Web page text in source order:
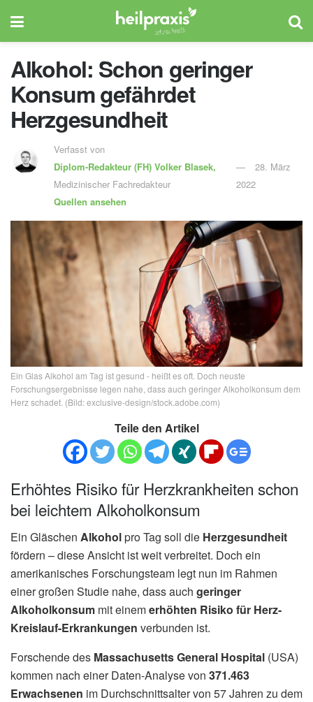
Alkohol: Schon geringer
Konsum gefährdet
Herzgesundheit
Verfasst von
Diplom-Redakteur (FH) Volker Blasek,
Medizinischer Fachredakteur
Quellen ansehen
28. März
2022
Ein Glas Alkohol am Tag ist gesund - heißt es oft. Doch neuste
Forschungsergebnisse legen nahe, dass auch geringer Alkoholkonsum dem
Herz schadet. (Bild: exclusive-design/stock.adobe.com)
Teile den Artikel
Erhöhtes Risiko für Herzkrankheiten schon
bei leichtem Alkoholkonsum
Ein Gläschen Alkoholpro Tag soll die Herzgesundheit
fördern – diese Ansicht ist weit verbreitet. Doch ein
amerikanisches Forschungsteam legt nun im Rahmen
einer großen Studie nahe, dass auch geringer
Alkoholkonsum mit einemerhöhten Risiko für Herz-
Kreislauf-Erkrankungen verbunden ist.
Forschende des Massachusetts General Hospital (USA)
kommen nach einer Daten-Analyse von 371.463
Erwachsenen im Durchschnittsalter von 57 Jahren zu dem